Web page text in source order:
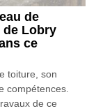
de
de Lobry
ce
toiture, son
compétences.
de ce